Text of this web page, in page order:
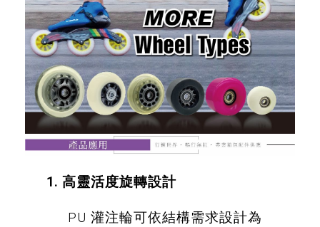
1. 高靈活度旋轉設計
PU 灌注輪可依結構需求設計為